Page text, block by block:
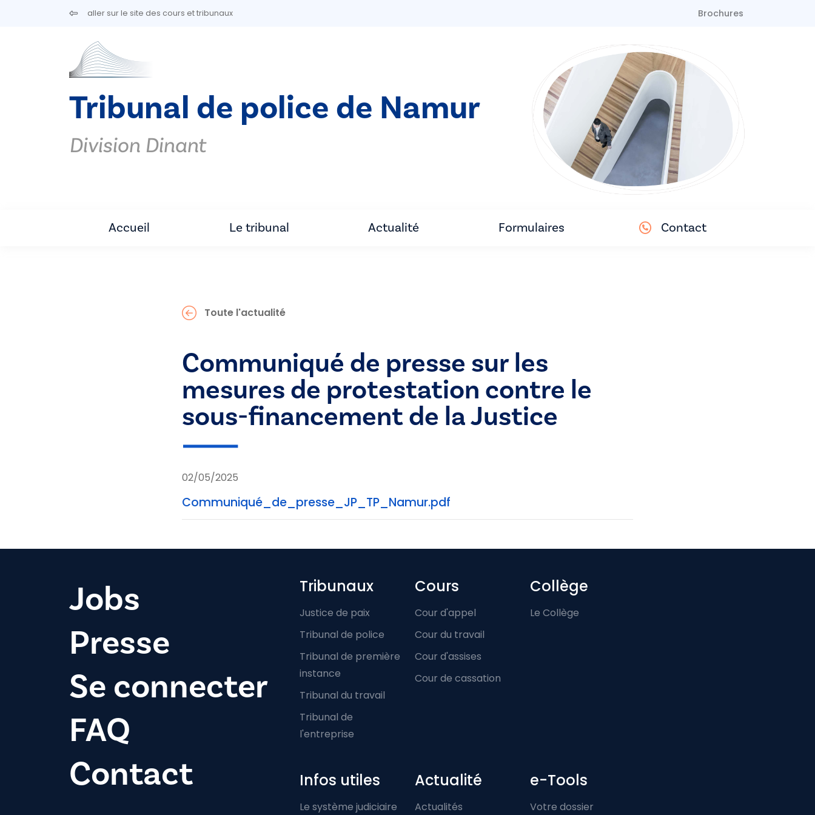
Aller au contenu principalaller sur le site des cours et tribunaux Brochures
Tribunal de police de Namur
Division Dinant
Accueil Le tribunal Actualité Formulaires Contact
Toute l'actualité
Communiqué de presse sur les
mesures de protestation contre le
sous-financement de la Justice
02/05/2025
Communiqué_de_presse_JP_TP_Namur.pdf
Jobs
Presse
Se connecter
FAQ
Contact
Footer-menu
Tribunaux
Justice de paix
Tribunal de police
Tribunal de première
instance
Tribunal du travail
Tribunal de
l'entreprise
Cours
Cour d'appel
Cour du travail
Cour d'assises
Cour de cassation
Collège
Le Collège
Infos utiles
Le système judiciaire
Actualité
Actualités
e-Tools
Votre dossier